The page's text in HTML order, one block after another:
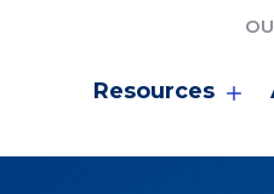
Resources